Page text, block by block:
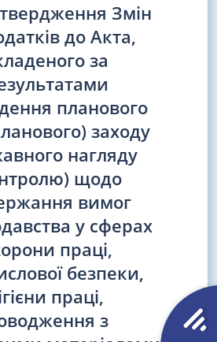
Змін
до Акта,
за
планового
заходу
нагляду
щодо
вимог
у сферах
праці,
безпеки,
праці,
з